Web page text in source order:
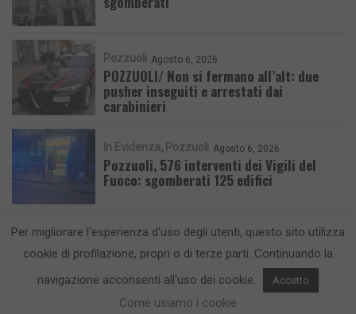
Pozzuoli Agosto 6, 2026
POZZUOLI/ Non si fermano all’alt: due
pusher inseguiti e arrestati dai
carabinieri
In Evidenza Pozzuoli Agosto 6, 2026
Pozzuoli, 576 interventi dei Vigili del
Fuoco: sgomberati 125 edifici
CronacaFlegrea testata giornalistica - aut. Tribunale di Napoli n. 34 del
23/05/2012.Info e Contatti
Per migliorare l'esperienza d'uso degli utenti, questo sito utilizza
cookie di profilazione, propri o di terze parti. Continuando la
navigazione acconsenti all'uso dei cookie.
Accetto
Come usiamo i cookie